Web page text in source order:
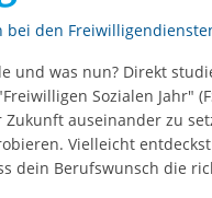
bei den
und was nun? Direkt
Sozialen Jahr"
auseinander zu
Vielleicht
dein Berufswunsch die